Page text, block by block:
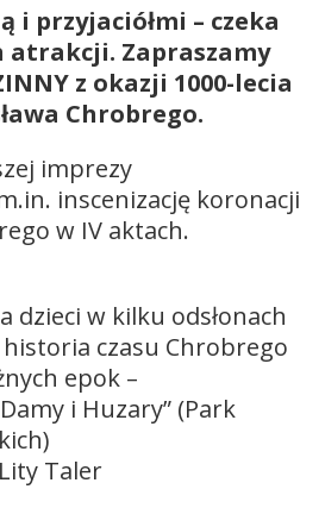
i przyjaciółmi – czeka
atrakcji. Zapraszamy
z okazji 1000-lecia
Chrobrego.
imprezy
inscenizację koronacji
w IV aktach.
dzieci w kilku odsłonach
czasu Chrobrego
epok –
i Huzary” (Park
Taler